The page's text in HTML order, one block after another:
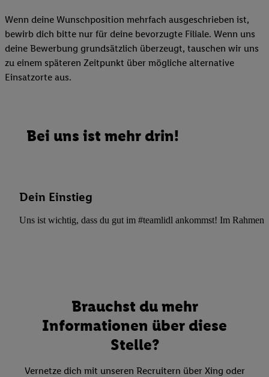
Wenn deine Wunschposition mehrfach ausgeschrieben ist,
bewirb dich bitte nur für deine bevorzugte Filiale. Wenn uns
deine Bewerbung grundsätzlich überzeugt, tauschen wir uns
zu einem späteren Zeitpunkt über mögliche alternative
Einsatzorte aus.
Bei uns ist mehr drin!
Dein Einstieg
Uns ist wichtig, dass du gut im #teamlidl ankommst! Im Rahmen
Brauchst du mehr
Informationen über diese
Stelle?
Vernetze dich mit unseren Recruitern über Xing oder